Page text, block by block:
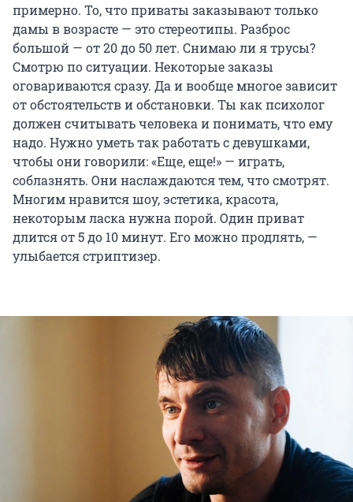
примерно. То, что приваты заказывают только
дамы в возрасте — это стереотипы. Разброс
большой — от 20 до 50 лет. Снимаю ли я трусы?
Смотрю по ситуации. Некоторые заказы
оговариваются сразу. Да и вообще многое зависит
от обстоятельств и обстановки. Ты как психолог
должен считывать человека и понимать, что ему
надо. Нужно уметь так работать с девушками,
чтобы они говорили: «Еще, еще!» — играть,
соблазнять. Они наслаждаются тем, что смотрят.
Многим нравится шоу, эстетика, красота,
некоторым ласка нужна порой. Один приват
длится от 5 до 10 минут. Его можно продлять, —
улыбается стриптизер.